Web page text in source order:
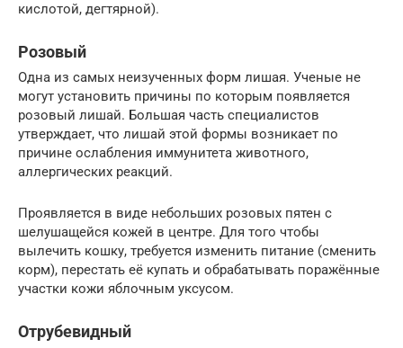
кислотой, дегтярной).
Розовый
Одна из самых неизученных форм лишая. Ученые не
могут установить причины по которым появляется
розовый лишай. Большая часть специалистов
утверждает, что лишай этой формы возникает по
причине ослабления иммунитета животного,
аллергических реакций.
Проявляется в виде небольших розовых пятен с
шелушащейся кожей в центре. Для того чтобы
вылечить кошку, требуется изменить питание (сменить
корм), перестать её купать и обрабатывать поражённые
участки кожи яблочным уксусом.
Отрубевидный